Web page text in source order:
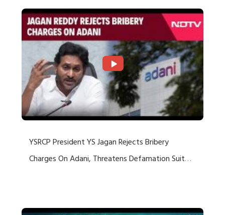
YSRCP President YS Jagan Rejects Bribery
Charges On Adani, Threatens Defamation Suit